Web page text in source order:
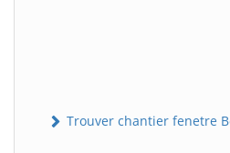
Trouver chantier fenetre